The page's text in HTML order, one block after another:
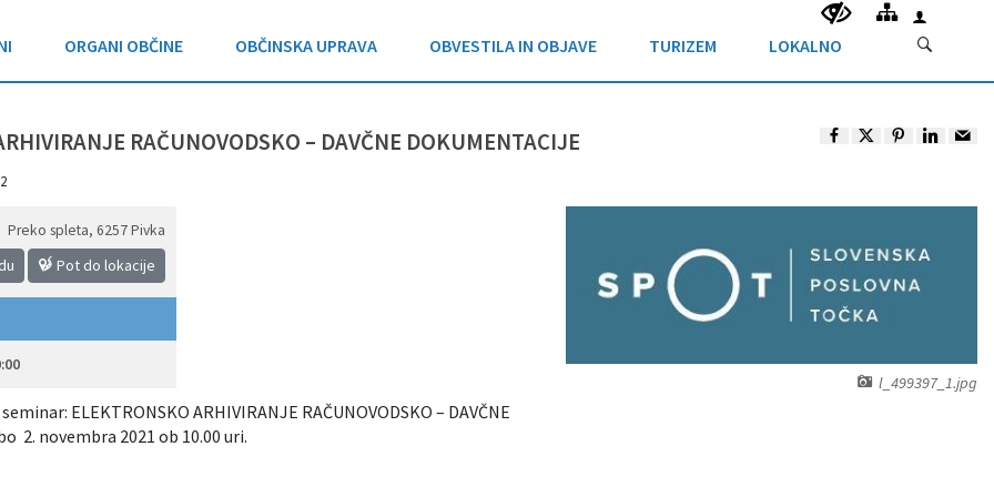
ORGANI OBČINE OBČINSKA UPRAVA OBVESTILA IN OBJAVE TURIZEM LOKALNO
RAČUNOVODSKO – DAVČNE DOKUMENTACIJE
l_499397_1.jpg
Preko spleta, 6257 Pivka
Pot do lokacije
ELEKTRONSKO ARHIVIRANJE RAČUNOVODSKO – DAVČNE
2. novembra 2021 ob 10.00 uri.